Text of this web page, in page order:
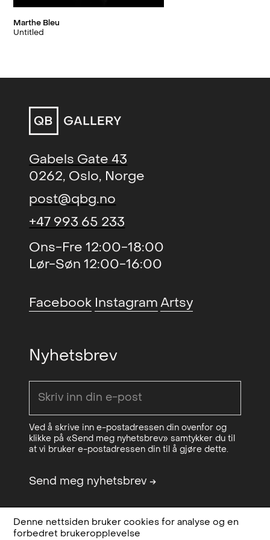
Denne nettsiden bruker cookies for analyse og en
forbedret brukeropplevelse
bilde på vår virkelige virkelighet.
Marthe Bleu
Untitled
Gabels Gate 43
0262, Oslo, Norge
post@qbg.no
+47 993 65 233
Ons-Fre 12:00-18:00
Lør-Søn 12:00-16:00
Facebook InstagramArtsy
Nyhetsbrev
Ved å skrive inn e-postadressen din ovenfor og
klikke på «Send meg nyhetsbrev» samtykker du til
at vi bruker e-postadressen din til å gjøre dette.
Send meg nyhetsbrev →
Design & code:Bielke&Yang
Personvern,